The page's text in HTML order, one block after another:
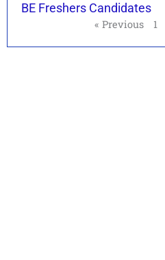
BE Freshers Candidates
« Previous 1